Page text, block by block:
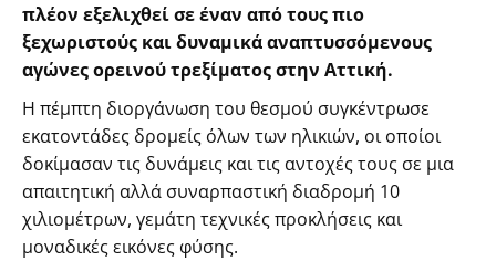
πλέον εξελιχθεί σε έναν από τους πιο
ξεχωριστούς και δυναμικά αναπτυσσόμενους
αγώνες ορεινού τρεξίματος στην Αττική.
Η πέμπτη διοργάνωση του θεσμού συγκέντρωσε
εκατοντάδες δρομείς όλων των ηλικιών, οι οποίοι
δοκίμασαν τις δυνάμεις και τις αντοχές τους σε μια
απαιτητική αλλά συναρπαστική διαδρομή 10
χιλιομέτρων, γεμάτη τεχνικές προκλήσεις και
μοναδικές εικόνες φύσης.